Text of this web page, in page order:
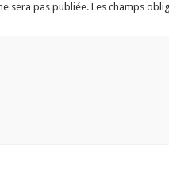
sera pas publiée. Les champs